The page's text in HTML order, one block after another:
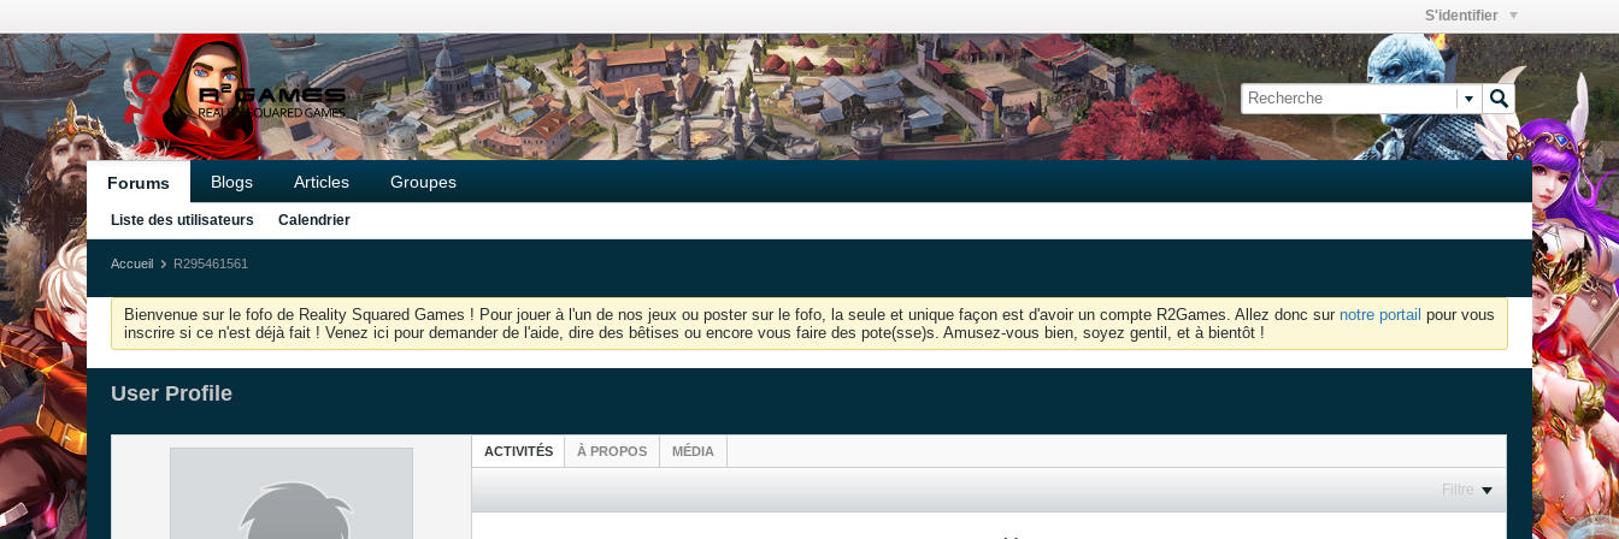
S'identifier
Forums Blogs Articles Groupes
Liste des utilisateurs Calendrier
Accueil R295461561
Bienvenue sur le fofo de Reality Squared Games ! Pour jouer à l'un de nos jeux ou poster sur le fofo, la seule et unique façon est d'avoir un compte R2Games. Allez donc sur notre portail pour vous
inscrire si ce n'est déjà fait ! Venez ici pour demander de l'aide, dire des bêtises ou encore vous faire des pote(sse)s. Amusez-vous bien, soyez gentil, et à bientôt !
User Profile
ACTIVITÉS À PROPOS MÉDIA
Filtre